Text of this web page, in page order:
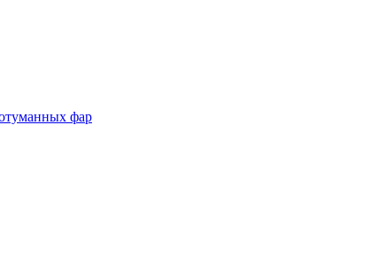
фар